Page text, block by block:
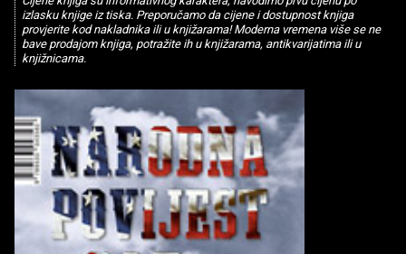
izlasku knjige iz tiska. Preporučamo da cijene i dostupnost knjiga
provjerite kod nakladnika ili u knjižarama! Moderna vremena više se ne
bave prodajom knjiga, potražite ih u knjižarama, antikvarijatima ili u
knjižnicama.